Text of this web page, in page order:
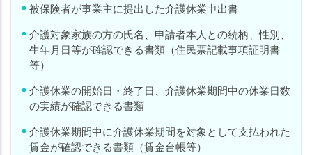
被保険者が事業主に提出した介護休業申出書
介護対象家族の方の氏名、申請者本人との続柄、性別、
生年月日等が確認できる書類（住民票記載事項証明書
等）
介護休業の開始日・終了日、介護休業期間中の休業日数
の実績が確認できる書類
介護休業期間中に介護休業期間を対象として支払われた
賃金が確認できる書類（賃金台帳等）